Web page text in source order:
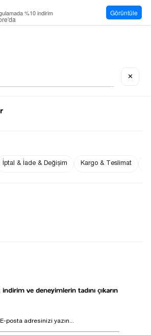
indirim ve deneyimlerin tadını çıkarın
%10 indirim Görüntüle
✕
İptal & İade & Değişim Kargo & Teslimat